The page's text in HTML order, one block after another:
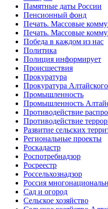
Памятные даты России
Пенсионный фонд
Печать. Массовые
Печать. Массовые
Победа в каждом из нас
Политика
Полиция информирует
Происшествия
Прокуратура
Прокуратура
Промышленность
Промышленность
Противодействие
Противодействие
Развитие сельских
Региональные проекты
Роскадастр
Роспотребнадзор
Росреестр
Россельхознадзор
Россия
Сад и огород
Сельское хозяйство